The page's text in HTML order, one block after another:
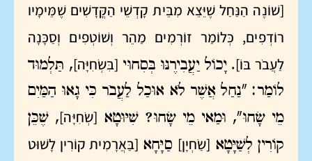
[שׁוֹנֶה הַנַּחַל שֶׁיֵּצֵא מִבֵּית קָדְשֵׁי הַקֳּדָשִׁים שֶׁמֵּימָיו
רוֹדְפִים, כְּלוֹמַר זוֹרְמִים מַהֵר וְשׁוֹטְפִים וְסַכָּנָה
לַעֲבֹר בּוֹ]. יָכוֹל יַעֲבִירֶנּוּ בְּסִחוּי [בִּשְׂחִיָּה], תַּלְמוּד
לוֹמַר: "נַחַל אֲשֶׁר לֹא אוּכַל לַעֲבֹר כִּי גָאוּ הַמַּיִם
מֵי שָׂחוּ", וּמַאי מֵי שָׂחוּ? שִׁיּוּטָא [שְׂחִיָּה], שֶׁכֵּן
קוֹרִין לְשַׁיָּטָא [שַׂחְיָן] סַיָּחָא [בַּאֲרָמִית קוֹרִין לָשׁוּט